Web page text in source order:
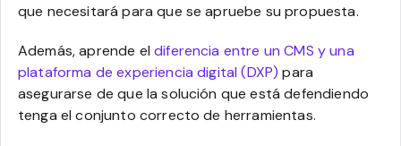
que necesitará para que se apruebe su propuesta.
Además, aprende eldiferencia entre un CMS y una
plataforma de experiencia digital (DXP) para
asegurarse de que la solución que está defendiendo
tenga el conjunto correcto de herramientas.